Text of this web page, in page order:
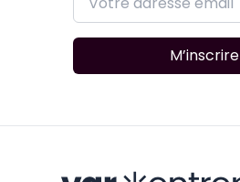
M’inscrire